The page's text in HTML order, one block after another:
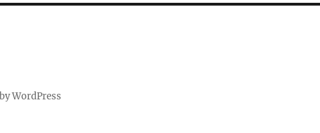
WordPress